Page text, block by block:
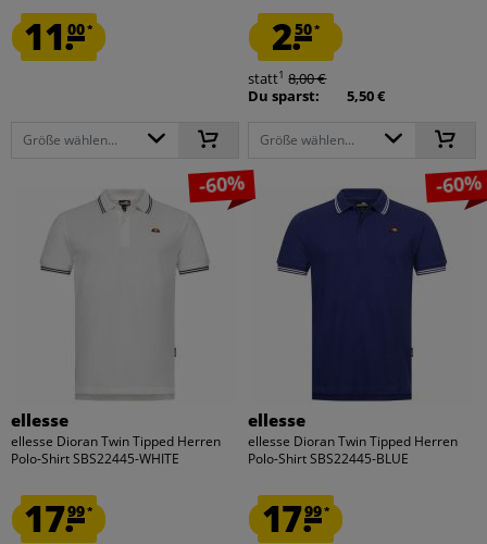
11.00*
Größe wählen...
2.50*
statt1 8,00 €
Du sparst:
5,50 €
Größe wählen...
-60%
ellesse
ellesse Dioran Twin Tipped Herren
Polo-Shirt SBS22445-WHITE
17.99*
-60%
ellesse
ellesse Dioran Twin Tipped Herren
Polo-Shirt SBS22445-BLUE
17.99*